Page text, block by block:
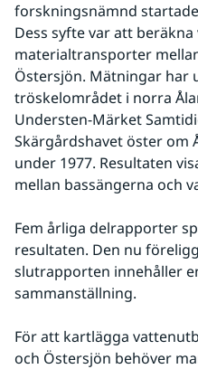
forskningsnämnd
Dess syfte var att
materialtransporter
Östersjön. Mätningar har
tröskelområdet i norra
Understen-Märket
Skärgårdshavet öster om
under 1977. Resultaten
mellan bassängerna och
Fem årliga delrapporter
resultaten. Den nu
slutrapporten innehåller
sammanställning.
För att kartlägga
och Östersjön behöver